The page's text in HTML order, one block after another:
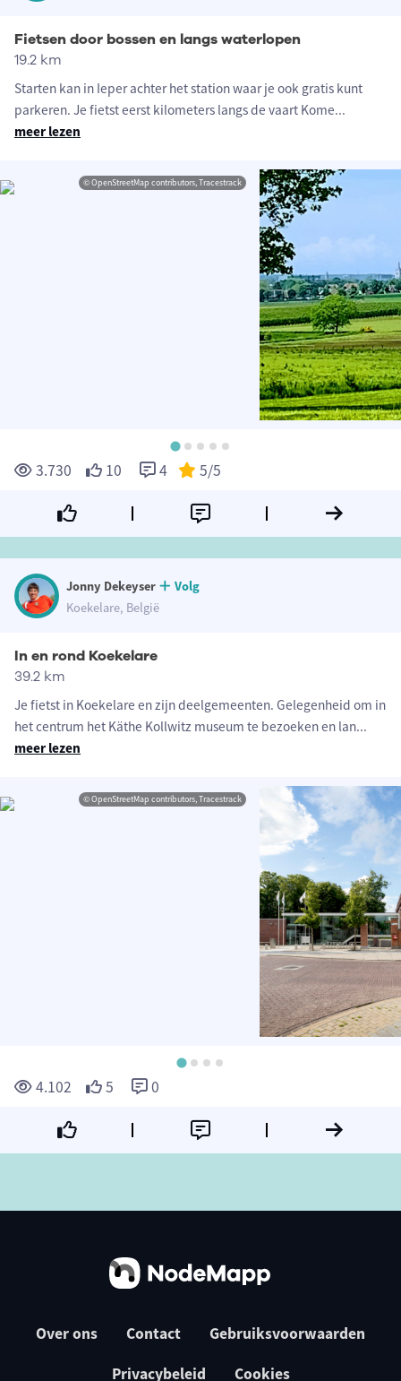
Fietsen door bossen en langs waterlopen
19.2 km
Starten kan in Ieper achter het station waar je ook gratis kunt
parkeren. Je fietst eerst kilometers langs de vaart Kome...
meer lezen
© OpenStreetMap contributors, Tracestrack
3.730 10 4 5/5
Jonny Dekeyser
Volg
Koekelare, België
In en rond Koekelare
39.2 km
Je fietst in Koekelare en zijn deelgemeenten. Gelegenheid om in
het centrum het Käthe Kollwitz museum te bezoeken en lan...
meer lezen
© OpenStreetMap contributors, Tracestrack
4.102 5 0
Over ons Contact Gebruiksvoorwaarden
Privacybeleid Cookies